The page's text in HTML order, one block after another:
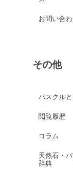
お問い合
その他
パスクル
閲覧履歴
コラム
天然石・
辞典